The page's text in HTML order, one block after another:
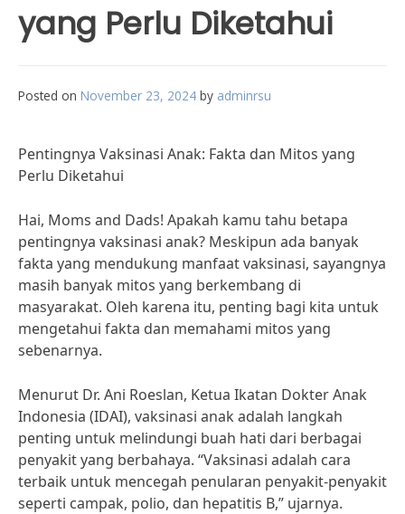
yang Perlu Diketahui
Posted on November 23, 2024 by adminrsu
Pentingnya Vaksinasi Anak: Fakta dan Mitos yang
Perlu Diketahui
Hai, Moms and Dads! Apakah kamu tahu betapa
pentingnya vaksinasi anak? Meskipun ada banyak
fakta yang mendukung manfaat vaksinasi, sayangnya
masih banyak mitos yang berkembang di
masyarakat. Oleh karena itu, penting bagi kita untuk
mengetahui fakta dan memahami mitos yang
sebenarnya.
Menurut Dr. Ani Roeslan, Ketua Ikatan Dokter Anak
Indonesia (IDAI), vaksinasi anak adalah langkah
penting untuk melindungi buah hati dari berbagai
penyakit yang berbahaya. “Vaksinasi adalah cara
terbaik untuk mencegah penularan penyakit-penyakit
seperti campak, polio, dan hepatitis B,” ujarnya.